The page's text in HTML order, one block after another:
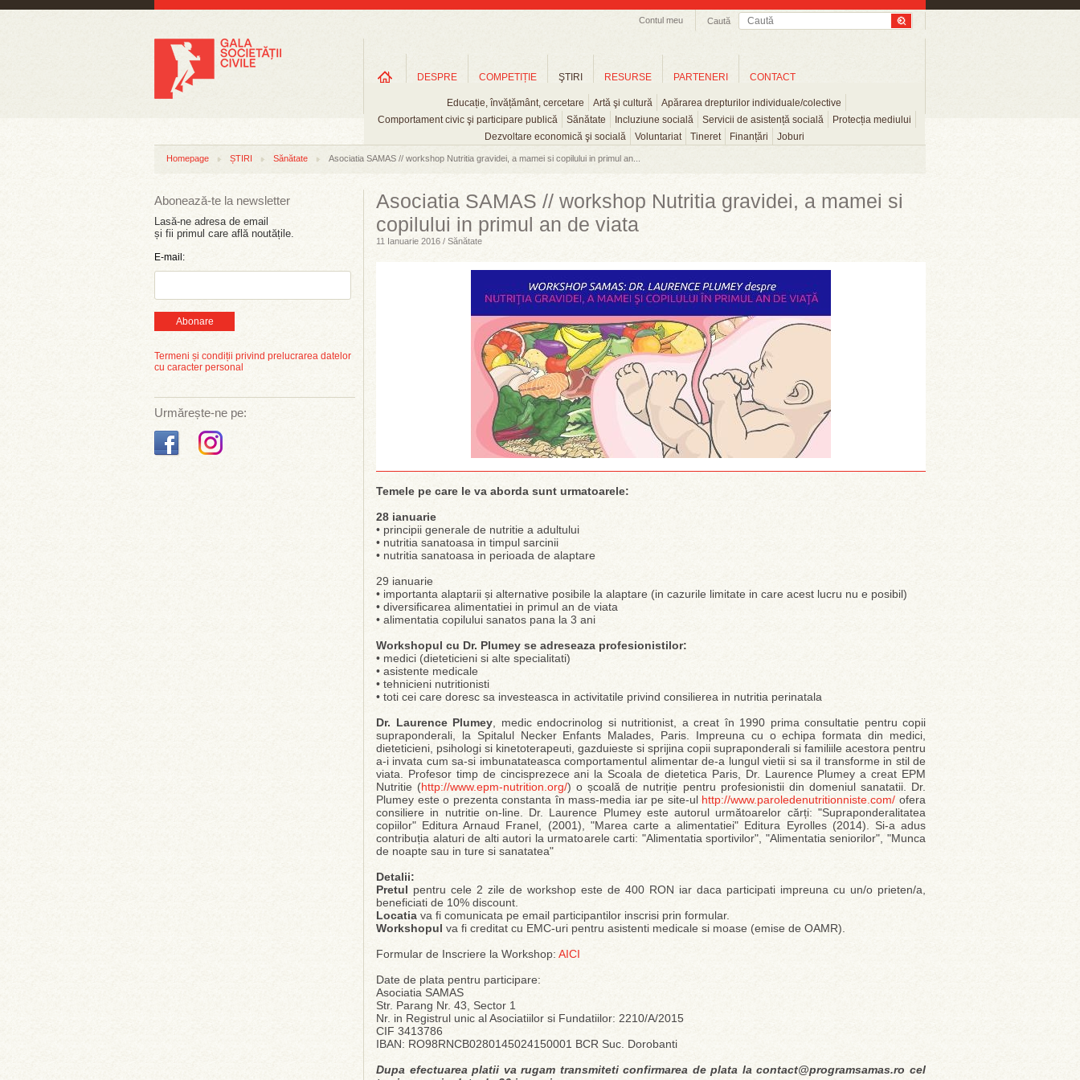
Caută
Contul meu
DESPRE COMPETIȚIE ŞTIRI
Educație, învățământ, cercetare Artă şi cultură
Apărarea drepturilor individuale/colective
Comportament civic şi participare publică
Sănătate Incluziune socială Servicii de asistență socială
Protecția mediului
Dezvoltare economică şi socială
Voluntariat Tineret Finanțări Joburi
RESURSE PARTENERI CONTACT
Homepage ȘTIRI Sănătate Asociatia SAMAS // workshop Nutritia gravidei, a mamei si copilului in primul an...
Abonează-te la newsletter
Lasă-ne adresa de email
și fii primul care află noutățile.
E-mail:
Abonare
Termeni și condiții privind prelucrarea datelor
cu caracter personal
Urmărește-ne pe:
Asociatia SAMAS // workshop Nutritia gravidei, a mamei si
copilului in primul an de viata
11 Ianuarie 2016 / Sănătate
Temele pe care le va aborda sunt urmatoarele:
28 ianuarie
• principii generale de nutritie a adultului
• nutritia sanatoasa in timpul sarcinii
• nutritia sanatoasa in perioada de alaptare
29 ianuarie
• importanta alaptarii și alternative posibile la alaptare (in cazurile limitate in care acest lucru nu e posibil)
• diversificarea alimentatiei in primul an de viata
• alimentatia copilului sanatos pana la 3 ani
Workshopul cu Dr. Plumey se adreseaza profesionistilor:
• medici (dieteticieni si alte specialitati)
• asistente medicale
• tehnicieni nutritionisti
• toti cei care doresc sa investeasca in activitatile privind consilierea in nutritia perinatala
Dr. Laurence Plumey , medic endocrinolog si nutritionist, a creat în 1990 prima consultatie pentru copii
supraponderali, la Spitalul Necker Enfants Malades, Paris. Impreuna cu o echipa formata din medici,
dieteticieni, psihologi si kinetoterapeuti, gazduieste si sprijina copii supraponderali si familiile acestora pentru
a-i invata cum sa-si imbunatateasca comportamentul alimentar de-a lungul vietii si sa il transforme in stil de
viata. Profesor timp de cincisprezece ani la Scoala de dietetica Paris, Dr. Laurence Plumey a creat EPM
Nutritie (http://www.epm-nutrition.org/) o școală de nutriție pentru profesionistii din domeniul sanatatii. Dr.
Plumey este o prezenta constanta în mass-media iar pe site-ul http://www.paroledenutritionniste.com/ ofera
consiliere in nutritie on-line. Dr. Laurence Plumey este autorul următoarelor cărți: "Supraponderalitatea
copiilor" Editura Arnaud Franel, (2001), "Marea carte a alimentatiei" Editura Eyrolles (2014). Si-a adus
contribuția alaturi de alti autori la urmatoarele carti: "Alimentatia sportivilor", "Alimentatia seniorilor", "Munca
de noapte sau in ture si sanatatea"
Detalii:
Pretul pentru cele 2 zile de workshop este de 400 RON iar daca participati impreuna cu un/o prieten/a,
beneficiati de 10% discount.
Locatia va fi comunicata pe email participantilor inscrisi prin formular.
Workshopul va fi creditat cu EMC-uri pentru asistenti medicale si moase (emise de OAMR).
Formular de Inscriere la Workshop: AICI
Date de plata pentru participare:
Asociatia SAMAS
Str. Parang Nr. 43, Sector 1
Nr. in Registrul unic al Asociatiilor si Fundatiilor: 2210/A/2015
CIF 3413786
IBAN: RO98RNCB0280145024150001 BCR Suc. Dorobanti
Dupa efectuarea platii va rugam transmiteti confirmarea de plata la contact@programsamas.ro cel